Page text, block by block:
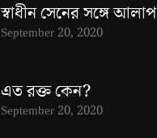
স্বাধীন সেনের সঙ্গে আলাপ
September 20, 2020
এত রক্ত কেন?
September 20, 2020